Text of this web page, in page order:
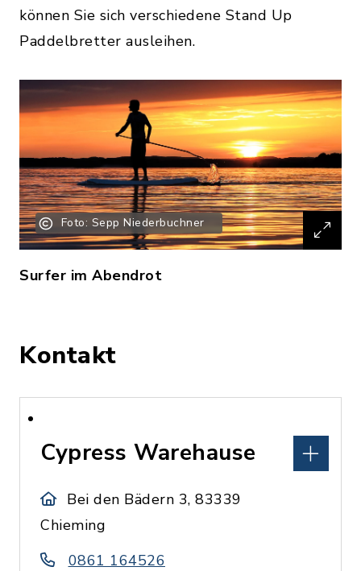
können Sie sich verschiedene Stand Up
Paddelbretter ausleihen.
Foto: Sepp Niederbuchner
Surfer im Abendrot
Kontakt
Cypress Warehause
Bei den Bädern 3, 83339
Chieming
0861 164526